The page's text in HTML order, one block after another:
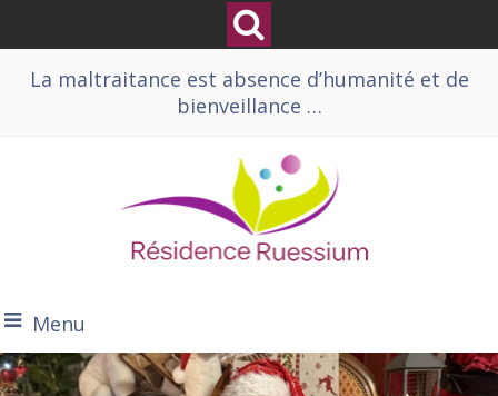
La maltraitance est absence d’humanité et de
bienveillance …
Menu